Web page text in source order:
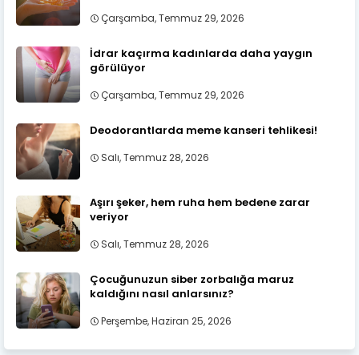
Çarşamba, Temmuz 29, 2026
İdrar kaçırma kadınlarda daha yaygın
görülüyor
Çarşamba, Temmuz 29, 2026
Deodorantlarda meme kanseri tehlikesi!
Salı, Temmuz 28, 2026
Aşırı şeker, hem ruha hem bedene zarar
veriyor
Salı, Temmuz 28, 2026
Çocuğunuzun siber zorbalığa maruz
kaldığını nasıl anlarsınız?
Perşembe, Haziran 25, 2026